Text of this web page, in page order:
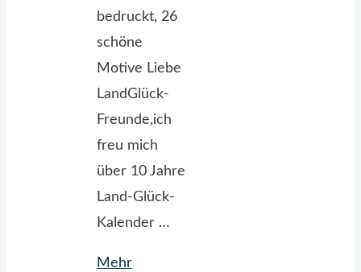
bedruckt, 26
schöne
Motive Liebe
LandGlück-
Freunde,ich
freu mich
über 10 Jahre
Land-Glück-
Kalender …
Mehr